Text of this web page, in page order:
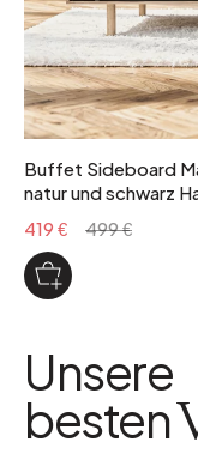
Buffet Sideboard
natur und schwarz
419 €
499 €
Unsere
besten